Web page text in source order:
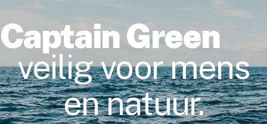
Captain Green
veilig voor mens
en natuur.